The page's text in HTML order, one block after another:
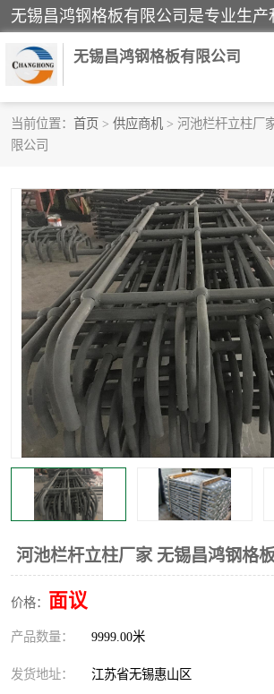
无锡昌鸿钢格板有限公司
当前位置： 首页 > 供应商机 > 河池栏杆立柱厂
限公司
河池栏杆立柱厂家 无锡昌鸿钢格
价格： 面议
产品数量： 9999.00米
发货地址： 江苏省无锡惠山区
镀锌钢格板
踏步板 水沟盖
栏杆 钢格栅
齿形钢格板 钢格板
热镀锌钢格板 复合钢
钢格栅踏步板 插接钢
整流格栅